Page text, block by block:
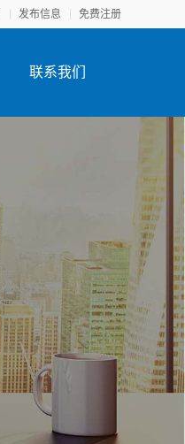
发布信息 免费注册
联系我们